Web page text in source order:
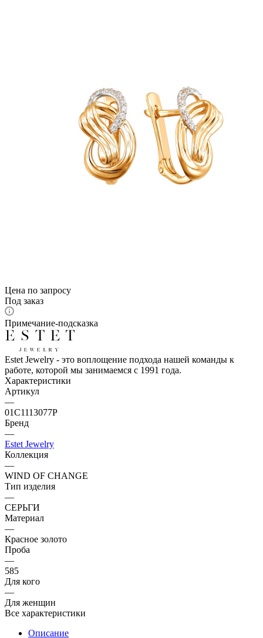
Цена по запросу
Под заказ
Примечание-подсказка
Estet Jewelry - это воплощение подхода нашей команды к
работе, которой мы занимаемся с 1991 года.
Характеристики
Артикул
—
01С1113077Р
Бренд
—
Estet Jewelry
Коллекция
—
WIND OF CHANGE
Тип изделия
—
СЕРЬГИ
Материал
—
Красное золото
Проба
—
585
Для кого
—
Для женщин
Все характеристики
Описание